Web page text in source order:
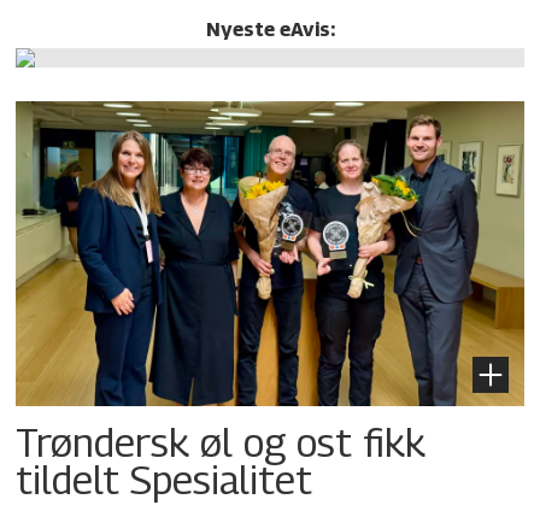
Nyeste eAvis:
Trøndersk øl og ost fikk
tildelt Spesialitet